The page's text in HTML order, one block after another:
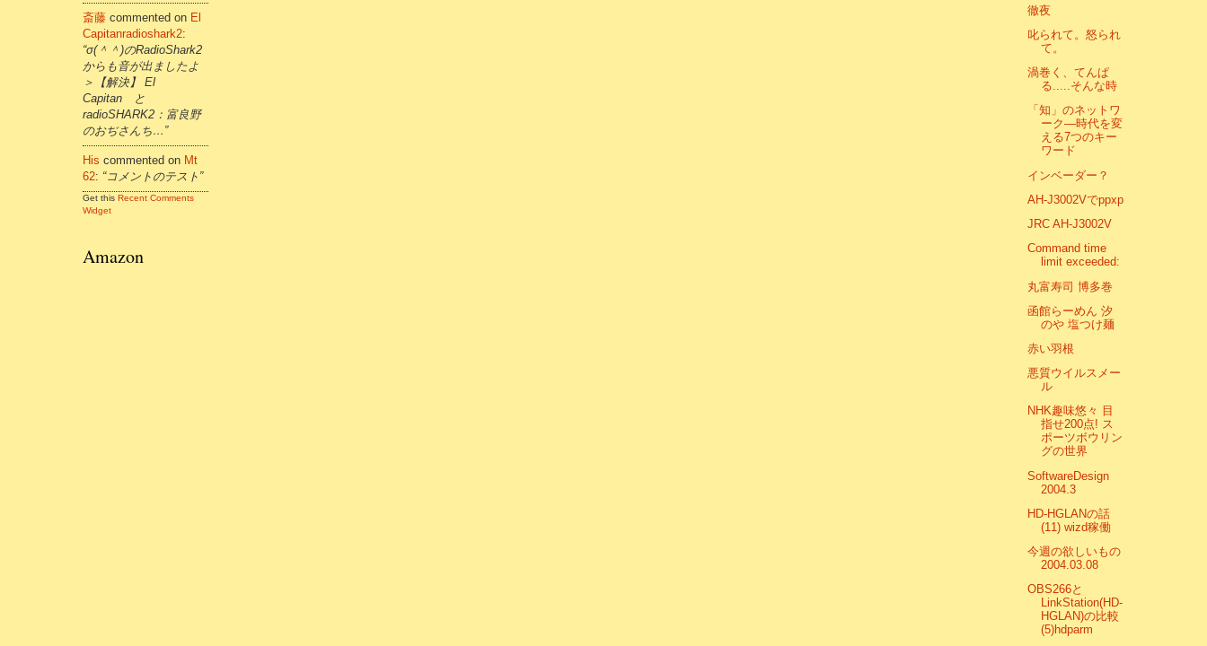
斎藤 commented on El
Capitanradioshark2:
“σ(＾＾)のRadioShark2
からも音が出ましたよ
＞【解決】 El
Capitan と
radioSHARK2：富良野
のおぢさんち…”
His commented on Mt
62: “コメントのテスト”
Get this Recent Comments
Widget
Amazon
徹夜
叱られて。怒られ
て。
渦巻く、てんぱ
る.....そんな時
「知」のネットワ
ーク―時代を変
える7つのキー
ワード
インベーダー？
AH-J3002Vでppxp
JRC AH-J3002V
Command time
limit exceeded:
丸富寿司 博多巻
函館らーめん 汐
のや 塩つけ麺
赤い羽根
悪質ウイルスメー
ル
NHK趣味悠々 目
指せ200点! ス
ポーツボウリン
グの世界
SoftwareDesign
2004.3
HD-HGLANの話
(11) wizd稼働
今週の欲しいもの
2004.03.08
OBS266と
LinkStation(HD-
HGLAN)の比較
(5)hdparm